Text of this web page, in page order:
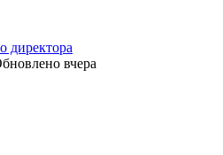
директора
вчера